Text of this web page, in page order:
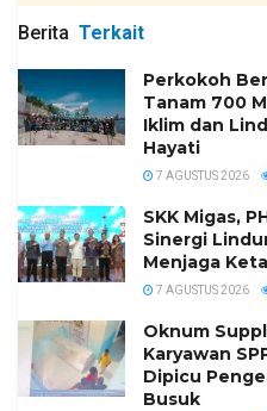
Berita Terkait
Perkokoh
Tanam 700
Iklim dan
Hayati
7 AGUSTUS 2026
SKK Migas,
Sinergi
Menjaga
7 AGUSTUS 2026
Oknum
Karyawan
Dipicu
Busuk